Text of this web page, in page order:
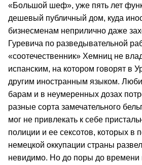
«Большой шеф», уже пять лет
дешевый публичный дом, куда
бизнесменам неприлично даже
Гуревича по разведывательной
«соотечественник» Хемниц не
испанским, на котором говорят в
другим иностранным языком.
барам и в неумеренных дозах
разные сорта замечательного
мог не привлекать к себе
полиции и ее сексотов, которых в
немецкой оккупации страны
невидимо. Но до поры до времени